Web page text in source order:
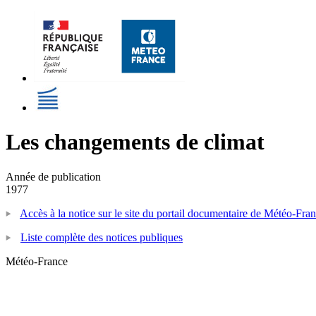
Les changements de climat
Année de publication
1977
Accès à la notice sur le site du portail documentaire de Météo-
Liste complète des notices publiques
Météo-France